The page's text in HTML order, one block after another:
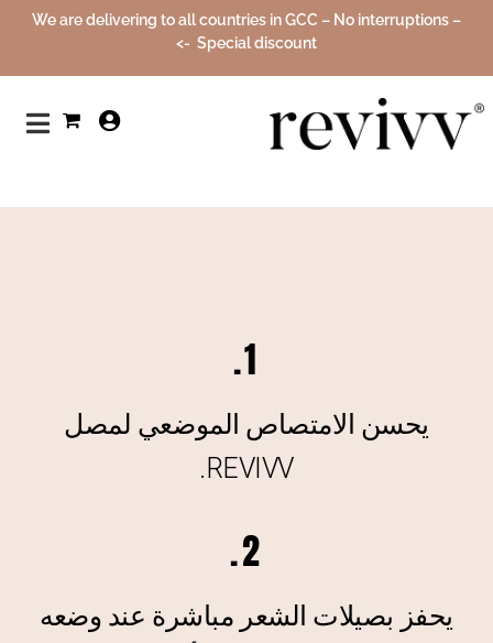
We are delivering to all countries in GCC – No interruptions –
Special discount ->
0
1.
يحسن الامتصاص الموضعي لمصل
REVIVV.
2.
يحفز بصيلات الشعر مباشرة عند وضعه